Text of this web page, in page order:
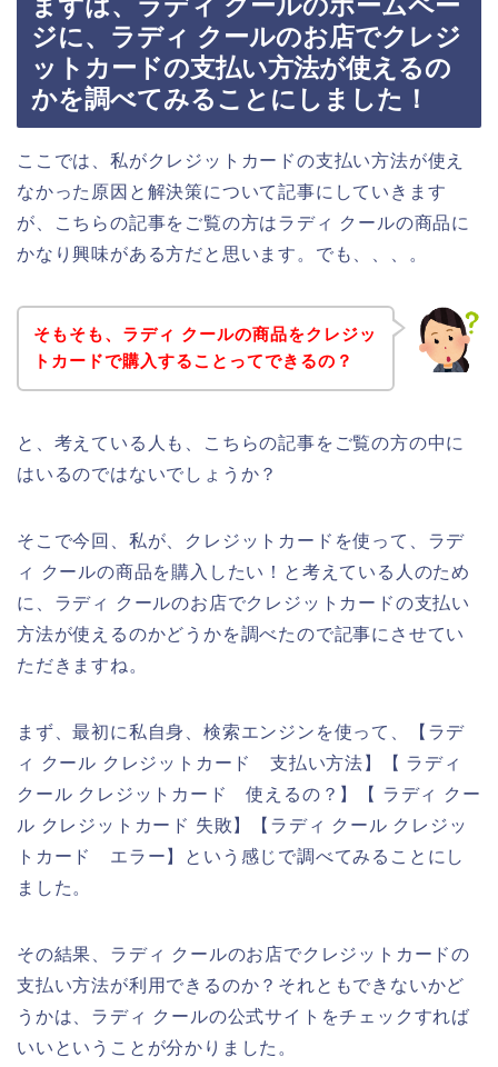
ジに、ラディ クールのお店でクレジ
ットカードの支払い方法が使えるの
かを調べてみることにしました！
ここでは、私がクレジットカードの支払い方法が使え
なかった原因と解決策について記事にしていきます
が、こちらの記事をご覧の方はラディ クールの商品に
かなり興味がある方だと思います。でも、、、。
そもそも、ラディ クールの商品をクレジッ
トカードで購入することってできるの？
と、考えている人も、こちらの記事をご覧の方の中に
はいるのではないでしょうか？
そこで今回、私が、クレジットカードを使って、ラデ
ィ クールの商品を購入したい！と考えている人のため
に、ラディ クールのお店でクレジットカードの支払い
方法が使えるのかどうかを調べたので記事にさせてい
ただきますね。
まず、最初に私自身、検索エンジンを使って、【ラデ
ィ クール クレジットカード 支払い方法】【 ラディ
クール クレジットカード 使えるの？】【 ラディ クー
ル クレジットカード 失敗】【ラディ クール クレジッ
トカード エラー】という感じで調べてみることにし
ました。
その結果、ラディ クールのお店でクレジットカードの
支払い方法が利用できるのか？それともできないかど
うかは、ラディ クールの公式サイトをチェックすれば
いいということが分かりました。